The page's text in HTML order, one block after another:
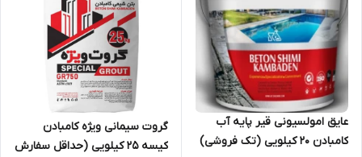
عایق امولسیونی قیر پایه آب
کامبادن 20 کیلویی (تک فروشی)
گروت سیمانی ویژه کامبادن
کیسه 25 کیلویی (حداقل سفارش